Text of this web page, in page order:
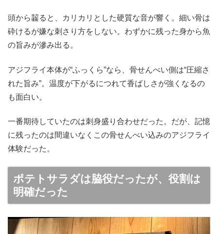
頭から齧ると、カリカリとした硬質な音が響く。細い骨は
砕けるが嫌な刺さり方をしない。わずかに残った身から魚
の旨みが滲み出る。
アジフライ本体が“ふっくら”なら、骨せんべい側は“圧縮さ
れた旨み”。温度が下がるにつれて香ばしさが強くなるの
も面白い。
一番期待していたのは刺身盛り合わせだった。だが、記憶
に残ったのは間違いなくこの骨せんべい込みのアジフライ
体験だった。
ポテトサラダは脇役だったが、役割は
明確だった